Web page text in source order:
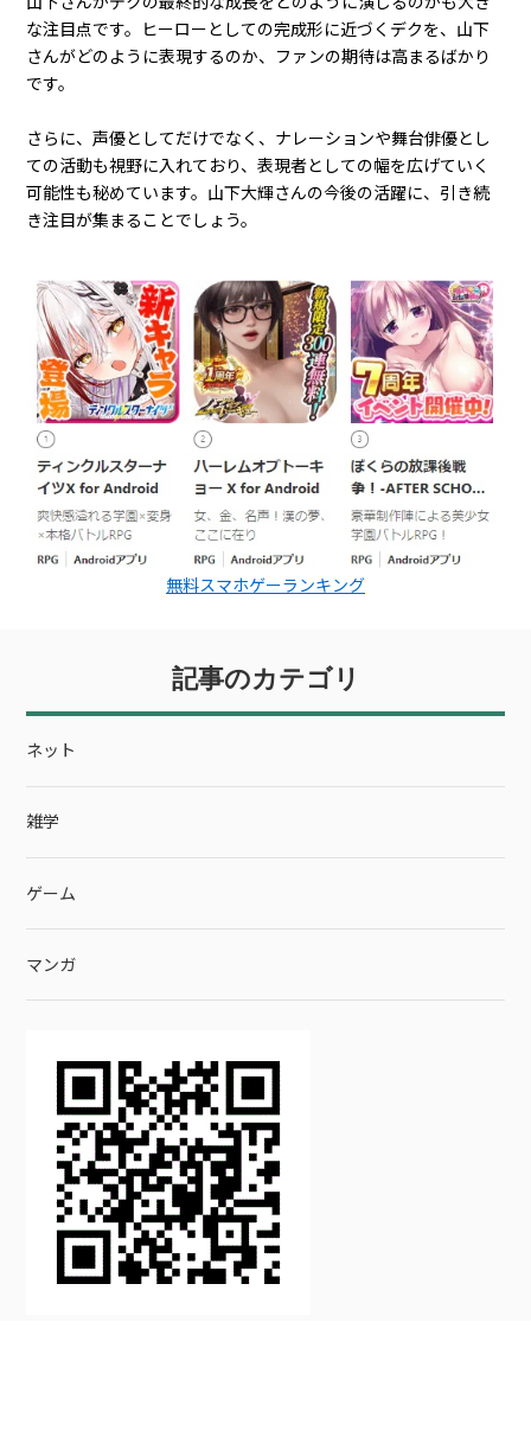
な注目点です。ヒーローとしての完成形に近づくデクを、山下
さんがどのように表現するのか、ファンの期待は高まるばかり
です。
さらに、声優としてだけでなく、ナレーションや舞台俳優とし
ての活動も視野に入れており、表現者としての幅を広げていく
可能性も秘めています。山下大輝さんの今後の活躍に、引き続
き注目が集まることでしょう。
無料スマホゲーランキング
記事のカテゴリ
ネット
雑学
ゲーム
マンガ